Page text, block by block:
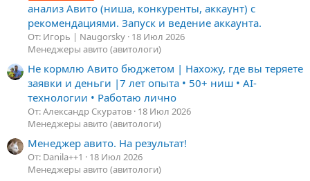
анализ Авито (ниша, конкуренты, аккаунт) с
рекомендациями. Запуск и ведение аккаунта.
От: Игорь | Naugorsky 18 Июл 2026
Менеджеры авито (авитологи)
Не кормлю Авито бюджетом | Нахожу, где вы теряете
заявки и деньги |7 лет опыта • 50+ ниш • AI-
технологии • Работаю лично
От: Александр Скуратов 18 Июл 2026
Менеджеры авито (авитологи)
Менеджер авито. На результат!
От: Danila++1
18 Июл 2026
Менеджеры авито (авитологи)